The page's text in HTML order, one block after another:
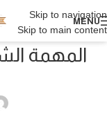
Skip to navigation
Skip to main content
MENU
المهمة